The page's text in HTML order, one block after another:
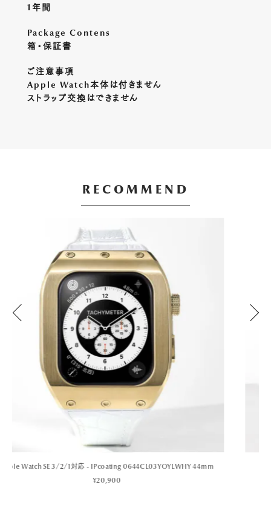
1年間
Package Contens
箱・保証書
ご注意事項
Apple Watch本体は付きません
ストラップ交換はできません
RECOMMEND
Apple Watch SE 3/2/1対応 - FROST 0640CL05ROYLBKR 40mm